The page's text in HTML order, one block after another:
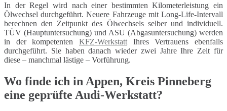
In der Regel wird nach einer bestimmten Kilometerleistung ein
Ölwechsel durchgeführt. Neuere Fahrzeuge mit Long-Life-Intervall
berechnen den Zeitpunkt des Ölwechsels selber und individuell.
TÜV (Hauptuntersuchung) und ASU (Abgasuntersuchung) werden
in der kompetenten KFZ-Werkstatt Ihres Vertrauens ebenfalls
durchgeführt. Sie haben danach wieder zwei Jahre Ihre Zeit für
diese – manchmal lästige – Vorführung.
Wo finde ich in Appen, Kreis Pinneberg
eine geprüfte Audi-Werkstatt?